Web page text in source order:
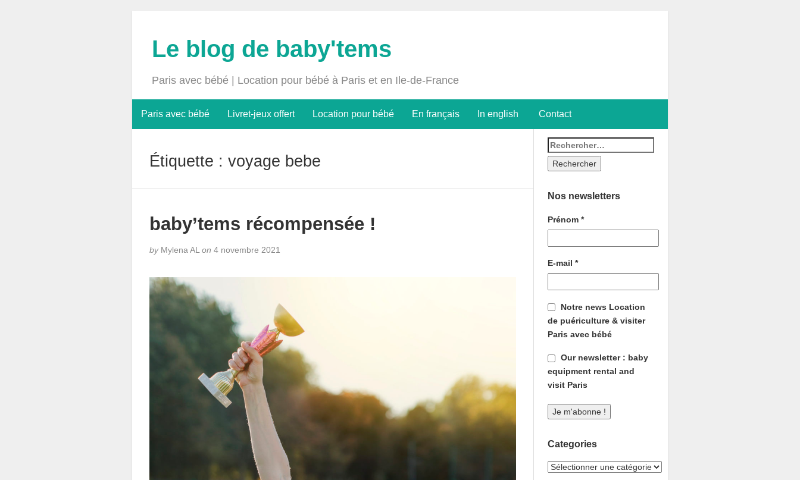
Le blog de baby'tems
Paris avec bébé | Location pour bébé à Paris et en Ile-de-France
Paris avec bébé Livret-jeux offert Location pour bébé En français In english Contact
Étiquette : voyage bebe
baby’tems récompensée !
byMylena AL on 4 novembre 2021
Nos newsletters
Prénom*
E-mail*
Notre news Location
de puériculture & visiter
Paris avec bébé
Our newsletter : baby
equipment rental and
visit Paris
Categories